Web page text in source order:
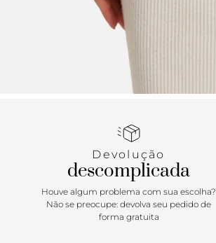
Devolução
descomplicada
Houve algum problema com sua escolha?
Não se preocupe: devolva seu pedido de
forma gratuita